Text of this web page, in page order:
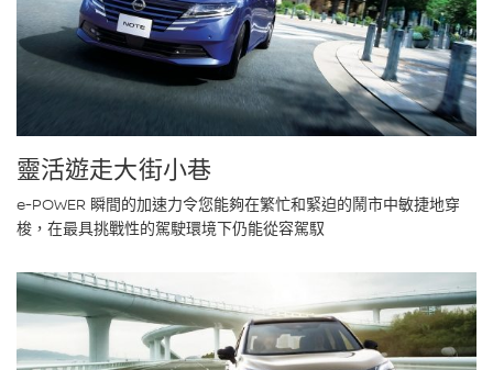
靈活遊走大街小巷
e-POWER 瞬間的加速力令您能夠在繁忙和緊迫的鬧市中敏捷地穿
梭，在最具挑戰性的駕駛環境下仍能從容駕馭